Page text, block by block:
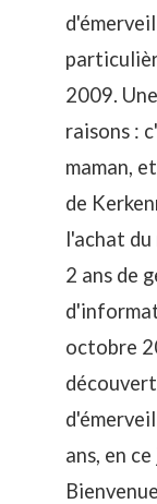
2009.
raisons :
maman,
de
l'achat
2 ans de
octobre
ans, en